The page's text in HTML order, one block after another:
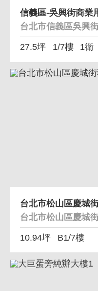
台北市信義區吳興
27.5坪 1/7樓 1衛
台北市松山區慶城
10.94坪 B1/7樓